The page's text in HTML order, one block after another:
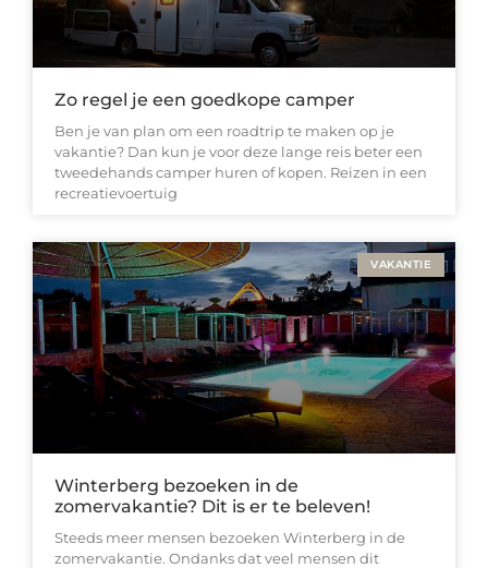
Zo regel je een goedkope camper
Ben je van plan om een roadtrip te maken op je
vakantie? Dan kun je voor deze lange reis beter een
tweedehands camper huren of kopen. Reizen in een
recreatievoertuig
VAKANTIE
Winterberg bezoeken in de
zomervakantie? Dit is er te beleven!
Steeds meer mensen bezoeken Winterberg in de
zomervakantie. Ondanks dat veel mensen dit